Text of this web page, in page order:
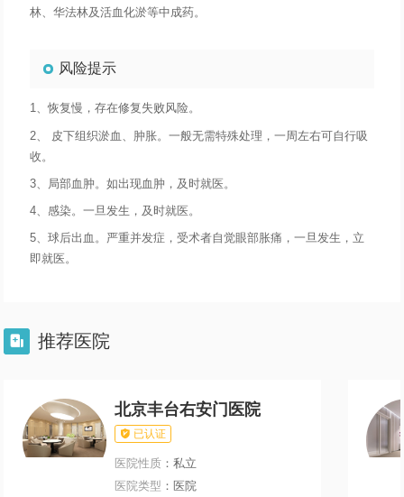
林、华法林及活血化淤等中成药。
风险提示
1、恢复慢，存在修复失败风险。
2、 皮下组织淤血、肿胀。一般无需特殊处理，一周左右可自行吸
收。
3、局部血肿。如出现血肿，及时就医。
4、感染。一旦发生，及时就医。
5、球后出血。严重并发症，受术者自觉眼部胀痛，一旦发生，立
即就医。
 推荐医院
北京丰台右安门医院
 已认证
医院性质 ：私立
医院类型 ：医院